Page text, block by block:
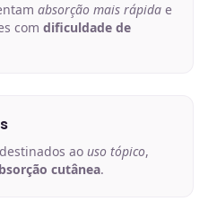
absorção mais rápida e
com dificuldade de
ao uso tópico,
cutânea.